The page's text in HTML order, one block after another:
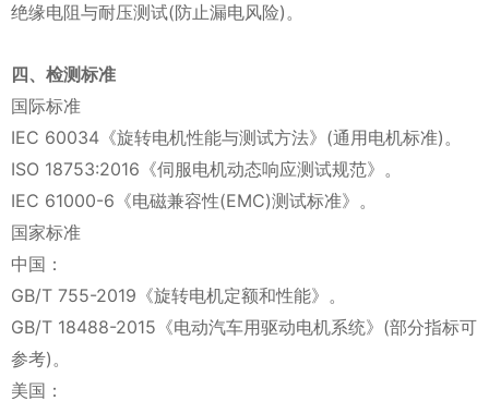
绝缘电阻与耐压测试(防止漏电风险)。
四、检测标准
国际标准
IEC 60034《旋转电机性能与测试方法》(通用电机标准)。
ISO 18753:2016《伺服电机动态响应测试规范》。
IEC 61000-6《电磁兼容性(EMC)测试标准》。
国家标准
中国：
GB/T 755-2019《旋转电机定额和性能》。
GB/T 18488-2015《电动汽车用驱动电机系统》(部分指标可
参考)。
美国：